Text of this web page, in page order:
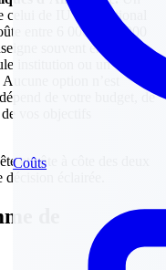
Coûts
de IU International
entre 6 000 et 15 000
souvent en anglais
institution ou un
option n’est
de votre budget, de
vos objectifs
et côte à côte des deux
éclairée.
de